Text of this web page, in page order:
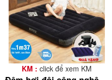
KM : click để xem KM